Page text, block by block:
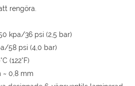
rengöra.
kpa/36 psi (2,5 bar)
58 psi (4,0 bar)
(122°F)
~ 0,8 mm